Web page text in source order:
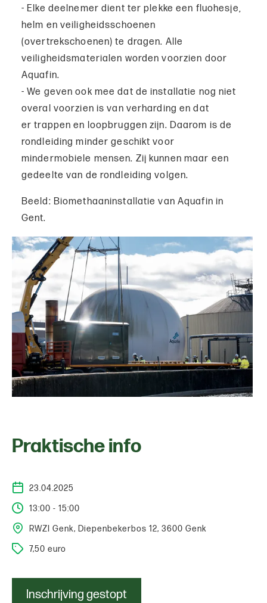
- Elke deelnemer dient ter plekke een fluohesje,
helm en veiligheidsschoenen
(overtrekschoenen) te dragen. Alle
veiligheidsmaterialen worden voorzien door
Aquafin.
- We geven ook mee dat de installatie nog niet
overal voorzien is van verharding en dat
er trappen en loopbruggen zijn. Daarom is de
rondleiding minder geschikt voor
mindermobiele mensen. Zij kunnen maar een
gedeelte van de rondleiding volgen.
Beeld: Biomethaaninstallatie van Aquafin in
Gent.
Praktische info
23.04.2025
13:00 - 15:00
RWZI Genk, Diepenbekerbos 12, 3600 Genk
7,50 euro
Inschrijving gestopt